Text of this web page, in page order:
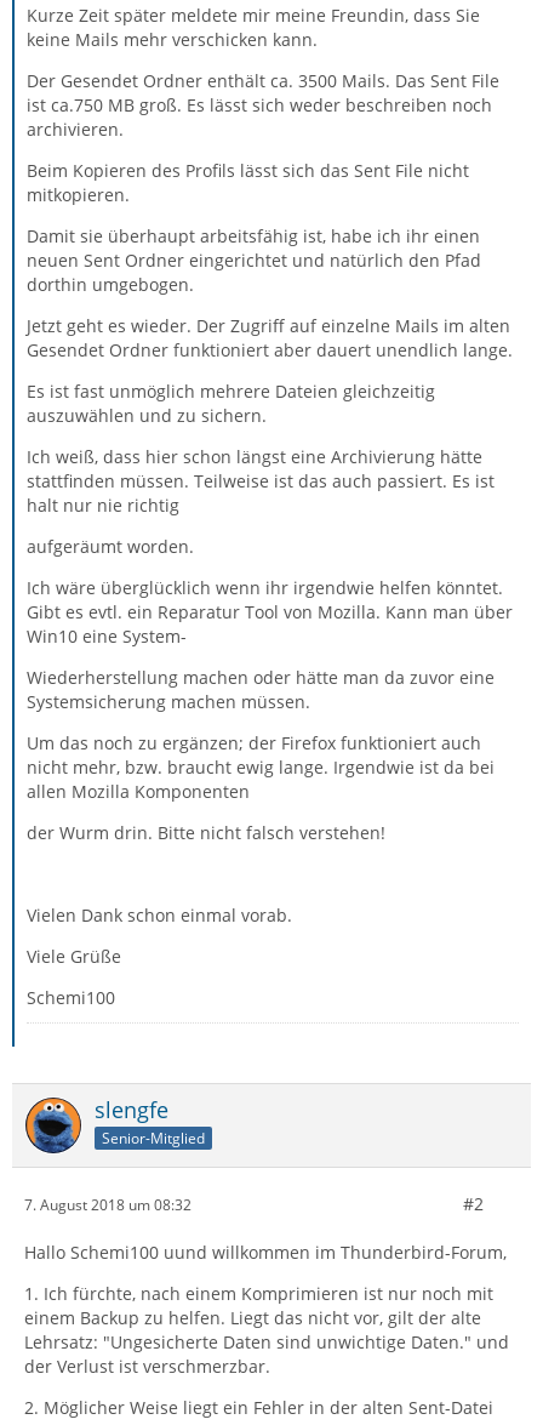
Kurze Zeit später meldete mir meine Freundin, dass Sie
keine Mails mehr verschicken kann.
Der Gesendet Ordner enthält ca. 3500 Mails. Das Sent File
ist ca.750 MB groß. Es lässt sich weder beschreiben noch
archivieren.
Beim Kopieren des Profils lässt sich das Sent File nicht
mitkopieren.
Damit sie überhaupt arbeitsfähig ist, habe ich ihr einen
neuen Sent Ordner eingerichtet und natürlich den Pfad
dorthin umgebogen.
Jetzt geht es wieder. Der Zugriff auf einzelne Mails im alten
Gesendet Ordner funktioniert aber dauert unendlich lange.
Es ist fast unmöglich mehrere Dateien gleichzeitig
auszuwählen und zu sichern.
Ich weiß, dass hier schon längst eine Archivierung hätte
stattfinden müssen. Teilweise ist das auch passiert. Es ist
halt nur nie richtig
aufgeräumt worden.
Ich wäre überglücklich wenn ihr irgendwie helfen könntet.
Gibt es evtl. ein Reparatur Tool von Mozilla. Kann man über
Win10 eine System-
Wiederherstellung machen oder hätte man da zuvor eine
Systemsicherung machen müssen.
Um das noch zu ergänzen; der Firefox funktioniert auch
nicht mehr, bzw. braucht ewig lange. Irgendwie ist da bei
allen Mozilla Komponenten
der Wurm drin. Bitte nicht falsch verstehen!
Vielen Dank schon einmal vorab.
Viele Grüße
Schemi100
slengfe
Senior-Mitglied
7. August 2018 um 08:32 #2
Hallo Schemi100 uund willkommen im Thunderbird-Forum,
1. Ich fürchte, nach einem Komprimieren ist nur noch mit
einem Backup zu helfen. Liegt das nicht vor, gilt der alte
Lehrsatz: "Ungesicherte Daten sind unwichtige Daten." und
der Verlust ist verschmerzbar.
2. Möglicher Weise liegt ein Fehler in der alten Sent-Datei